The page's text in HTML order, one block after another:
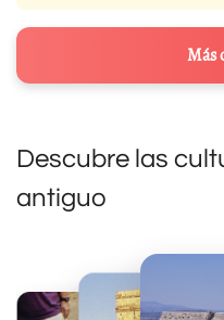
Más
Descubre las
antiguo